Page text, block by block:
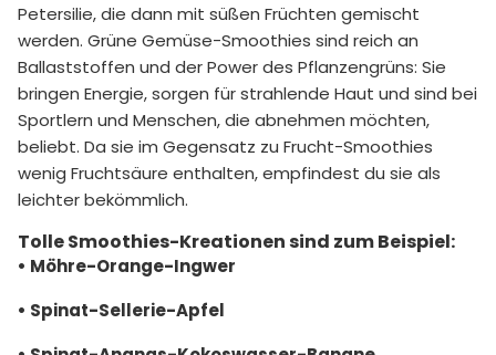
Petersilie, die dann mit süßen Früchten gemischt
werden. Grüne Gemüse-Smoothies sind reich an
Ballaststoffen und der Power des Pflanzengrüns: Sie
bringen Energie, sorgen für strahlende Haut und sind bei
Sportlern und Menschen, die abnehmen möchten,
beliebt. Da sie im Gegensatz zu Frucht-Smoothies
wenig Fruchtsäure enthalten, empfindest du sie als
leichter bekömmlich.
Tolle Smoothies-Kreationen sind zum Beispiel:
• Möhre-Orange-Ingwer
• Spinat-Sellerie-Apfel